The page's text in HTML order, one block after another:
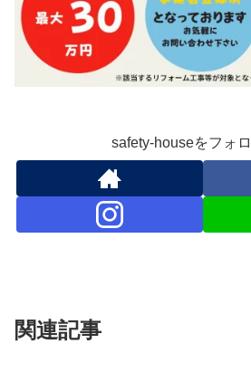
safety-houseをフォ
関連記事